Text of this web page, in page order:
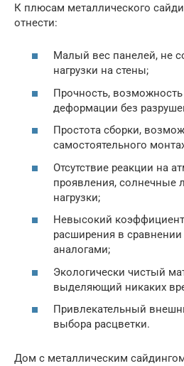
К плюсам металлического
отнести:
Малый вес панелей, не
нагрузки на стены;
Прочность,
деформации без
Простота сборки,
самостоятельного
Отсутствие реакции на
проявления, солнечные
нагрузки;
Невысокий коэффициент
расширения в
аналогами;
Экологически чистый
выделяющий никаких
Привлекательный
выбора расцветки.
Дом с металлическим